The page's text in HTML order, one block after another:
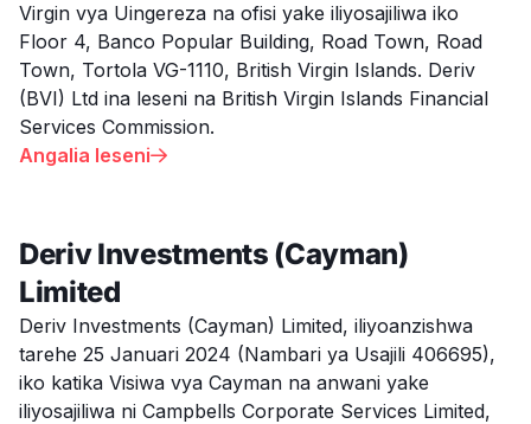
Virgin vya Uingereza na ofisi yake iliyosajiliwa iko
Floor 4, Banco Popular Building, Road Town, Road
Town, Tortola VG-1110, British Virgin Islands. Deriv
(BVI) Ltd ina leseni na British Virgin Islands Financial
Services Commission.
Angalia leseni
Deriv Investments (Cayman)
Limited
Deriv Investments (Cayman) Limited, iliyoanzishwa
tarehe 25 Januari 2024 (Nambari ya Usajili 406695),
iko katika Visiwa vya Cayman na anwani yake
iliyosajiliwa ni Campbells Corporate Services Limited,